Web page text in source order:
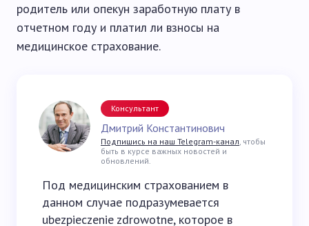
родитель или опекун заработную плату в
отчетном году и платил ли взносы на
медицинское страхование.
Консультант
Дмитрий Константинович
Подпишись на наш Telegram-канал, чтобы
быть в курсе важных новостей и
обновлений.
Под медицинским страхованием в
данном случае подразумевается
ubezpieczenie zdrowotne, которое в